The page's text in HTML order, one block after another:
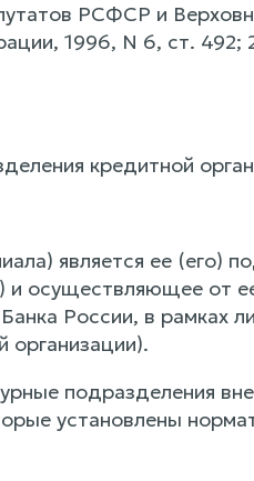
РСФСР и
1996, N 6, ст. 492;
кредитной
является ее (его)
и осуществляющее от
России, в рамках
организации).
подразделения
установлены